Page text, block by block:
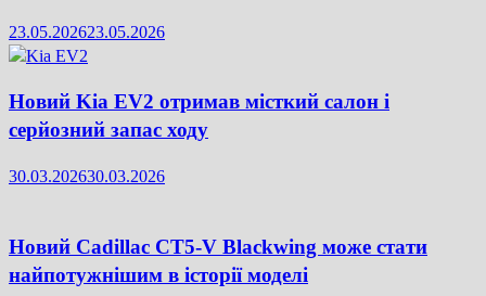
23.05.202623.05.2026
Новий Kia EV2 отримав місткий салон і
серйозний запас ходу
30.03.202630.03.2026
Новий Cadillac CT5-V Blackwing може стати
найпотужнішим в історії моделі